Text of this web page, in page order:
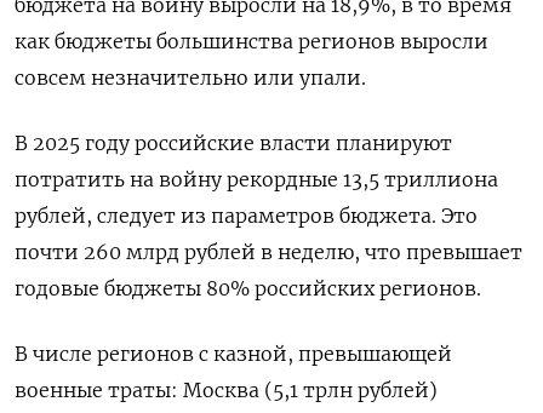
бюджета на войну выросли на 18,9%, в то время
как бюджеты большинства регионов выросли
совсем незначительно или упали.
В 2025 году российские власти планируют
потратить на войну рекордные 13,5 триллиона
рублей, следует из параметров бюджета. Это
почти 260 млрд рублей в неделю, что превышает
годовые бюджеты 80% российских регионов.
В числе регионов с казной, превышающей
военные траты: Москва (5,1 трлн рублей)